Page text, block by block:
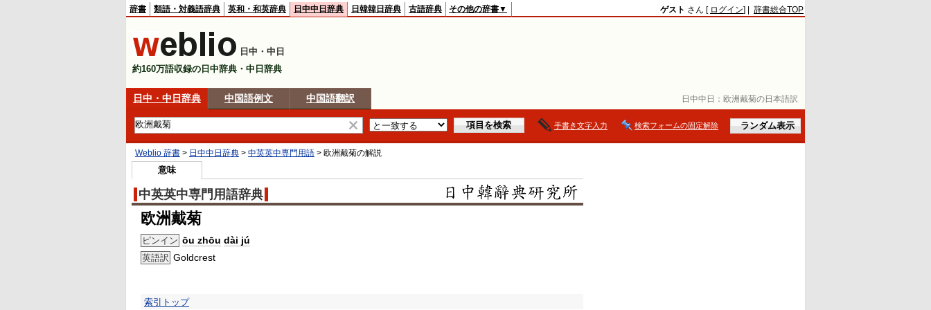
日中中日： 欧洲戴菊の日本語訳
辞書 類語・対義語辞典 英和・和英辞典 日中中日辞典 日韓韓日辞典 古語辞典 その他の辞書▼ ゲスト さん [ ログイン] | 辞書総合TOP
日中・中日
約160万語収録の日中辞典・中日辞典
日中・中日辞典 中国語例文 中国語翻訳
手書き文字入力 検索フォームの固定解除
Weblio 辞書 > 日中中日辞典 > 中英英中専門用語 > 欧洲戴菊の解説
意味
中英英中専門用語辞典
欧洲戴菊
ピンイン ōu zhōu dài jú
英語訳 Goldcrest
索引トップ